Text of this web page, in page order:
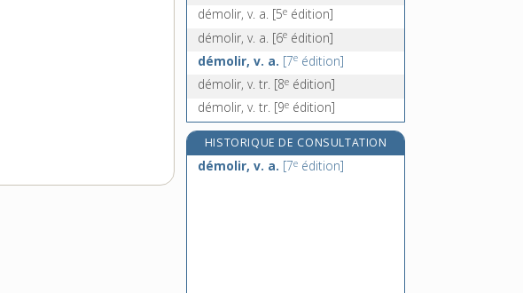
démolir, v. a. [5e édition]
démolir, v. a. [6e édition]
démolir, v. a. [7e édition]
démolir, v. tr. [8e édition]
démolir, v. tr. [9e édition]
HISTORIQUE DE CONSULTATION
démolir, v. a. [7e édition]